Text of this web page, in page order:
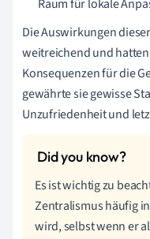
Raum für lokale
Die Auswirkungen
weitreichend und
Konsequenzen für die
gewährte sie gewisse
Unzufriedenheit und
Es ist wichtig zu
Zentralismus häufig
wird, selbst wenn er